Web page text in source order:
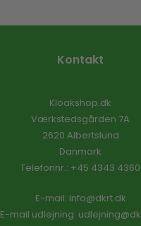
Kontakt
Kloakshop.dk
Værkstedsgården 7A
2620 Albertslund
Danmark
Telefonnr.: +45 4343 4360
E-mail: info@dkrt.dk
E-mail udlejning: